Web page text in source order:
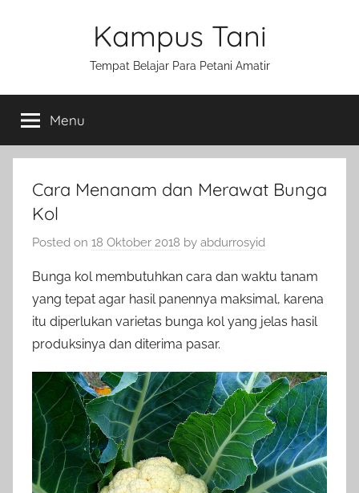
Kampus Tani
Tempat Belajar Para Petani Amatir
Menu
Cara Menanam dan Merawat Bunga
Kol
Posted on 18 Oktober 2018 by abdurrosyid
Bunga kol membutuhkan cara dan waktu tanam
yang tepat agar hasil panennya maksimal, karena
itu diperlukan varietas bunga kol yang jelas hasil
produksinya dan diterima pasar.